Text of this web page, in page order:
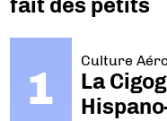
fait des petits
Culture
La